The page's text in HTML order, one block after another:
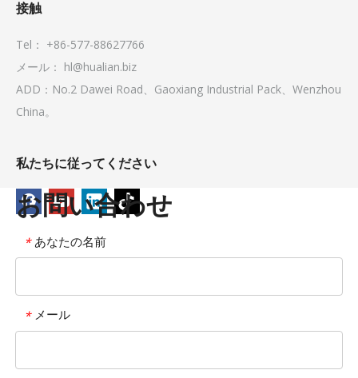
接触
Tel： +86-577-88627766
メール： hl@hualian.biz
ADD：No.2 Dawei Road、Gaoxiang Industrial Pack、Wenzhou
China。
私たちに従ってください
お問い合わせ
* あなたの名前
* メール